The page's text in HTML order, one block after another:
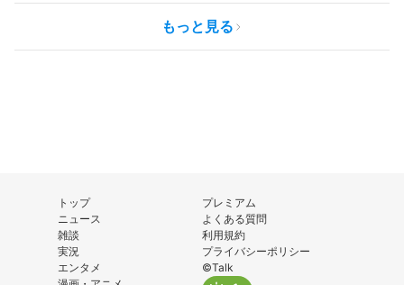
もっと見る
トップ
ニュース
雑談
実況
エンタメ
プレミアム
よくある質問
利用規約
プライバシーポリシー
©Talk